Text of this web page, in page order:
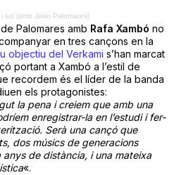
sol (amb Joan Palomares)
Palomares amb Rafa Xambó no
en tres cançons en la
objectiu del Verkami s’han marcat
portant a Xambó a l’estil de
recordem és el líder de la banda
els protagonistes:
la pena i creiem que amb una
enregistrar-la en l’estudi i fer-
Serà una cançó que
dos músics de generacions
de distància, i una mateixa
«.